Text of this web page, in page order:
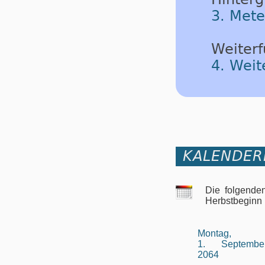
3.
4.
Die
Herbstbeginn
Montag,
1.
2064